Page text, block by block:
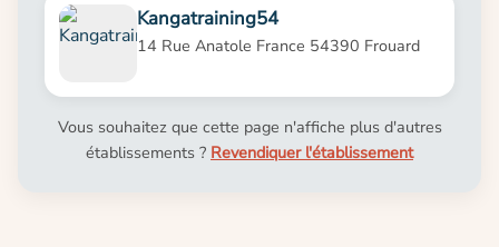
Kangatraining54
14 Rue Anatole France 54390 Frouard
Vous souhaitez que cette page n'affiche plus d'autres
établissements ? Revendiquer l'établissement